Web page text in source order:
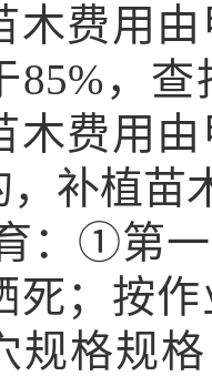
木费用
85%，
木费用
，补植苗
：①第
死；按
规格规